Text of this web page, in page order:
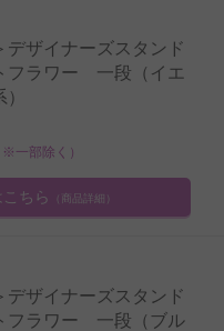
デザイナーズスタンド
ラワー 一段（イエ
※一部除く）
ちら （商品詳細）
デザイナーズスタンド
フラワー 一段（ブル